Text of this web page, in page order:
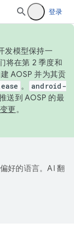
登录
发模型保持一
将在第 2 季度和
AOSP 并为其贡
。
android-
送到 AOSP 的最
更。
好的语言。AI 翻